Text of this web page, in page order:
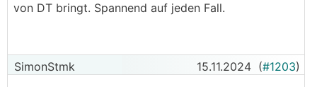
Ländern?
strategische Reserve müsste Bitcoin doch von
allen anderen Ländern (bzw zumindest von den
von DT bringt. Spannend auf jeden Fall.
SimonStmk 15.11.2024 (#1203)